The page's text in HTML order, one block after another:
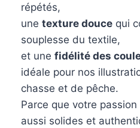
répétés,
une texture douce qui
souplesse du textile,
et une fidélité des
idéale pour nos
chasse et de pêche.
Parce que votre
aussi solides et